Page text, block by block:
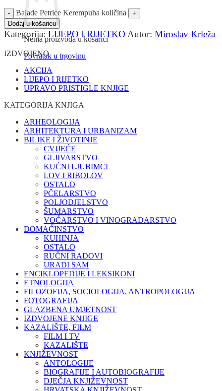
Nema proizvoda u košarici
Povratak u trgovinu
Balade Petrice Kerempuha količina
Dodaj u košaricu
Kategorija: LIJEPO I RIJETKO Autor: Miroslav Krleža
IZDVOJENO
AKCIJA
LIJEPO I RIJETKO
UPRAVO PRISTIGLE KNJIGE
KATEGORIJA KNJIGA
ARHEOLOGIJA
ARHITEKTURA I URBANIZAM
BILJKE I ŽIVOTINJE
CVIJEĆE
GLJIVARSTVO
KUĆNI LJUBIMCI
LOV I RIBOLOV
OSTALO
PČELARSTVO
POLJODJELSTVO
ŠUMARSTVO
VOĆARSTVO I VINOGRADARSTVO
DOMAĆINSTVO
KUHINJA
OSTALO
RUČNI RADOVI
URADI SAM
ENCIKLOPEDIJE I LEKSIKONI
ETNOLOGIJA
FILOZOFIJA, SOCIOLOGIJA, ANTROPOLOGIJA
FOTOGRAFIJA
GLAZBENA UMJETNOST
IZDVOJENE KNJIGE
KAZALIŠTE, FILM
FILM I TV
KAZALIŠTE
KNJIŽEVNOST
ANTOLOGIJE
BIOGRAFIJE I AUTOBIOGRAFIJE
DJEČJA KNJIŽEVNOST